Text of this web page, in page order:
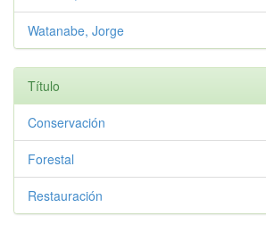
Watanabe, Jorge
Título
Conservación
Forestal
Restauración